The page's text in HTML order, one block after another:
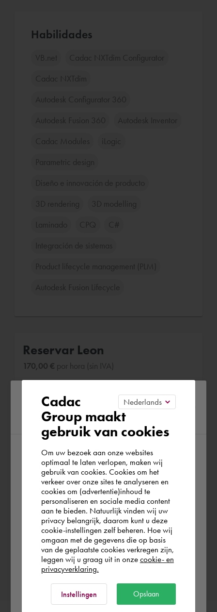
Habilidades
VB.net Cadac NXTdim Configurator
Cadac NXTdim
Autodesk Configurator 360
Autodesk Fusion 360 Autodesk Inventor
Cadac Modules iLogic
Parametric design
Diseño e innovación de producto
3D rendering 3D modelling
Laminado CPQ C#
Integración de sistemas
Product lifecycle management (PLM)
Autodesk Fusion Lifecycle
Reservar Leon
170,00 € por hora (sin IVA)
En el lugar A distancia
Ubicación del trabajo
¿Cuándo quiere reservar Leon?
Elegir fecha
Confirmar reserva
Please confirm your current
region
According to us you are situated in Rest of
the world. Please confirm in which country
you wish to shop.
España
Rest of the world
Cadac
Group maakt
gebruik van cookies
Om uw bezoek aan onze websites
optimaal te laten verlopen, maken wij
gebruik van cookies. Cookies om het
verkeer over onze sites te analyseren en
cookies om (advertentie)inhoud te
personaliseren en sociale media content
aan te bieden. Natuurlijk vinden wij uw
privacy belangrijk, daarom kunt u deze
cookie-instellingen zelf beheren. Hoe wij
omgaan met de gegevens die op basis
van de geplaatste cookies verkregen zijn,
leggen wij u graag uit in onze cookie- en
privacyverklaring.
Instellingen Opslaan